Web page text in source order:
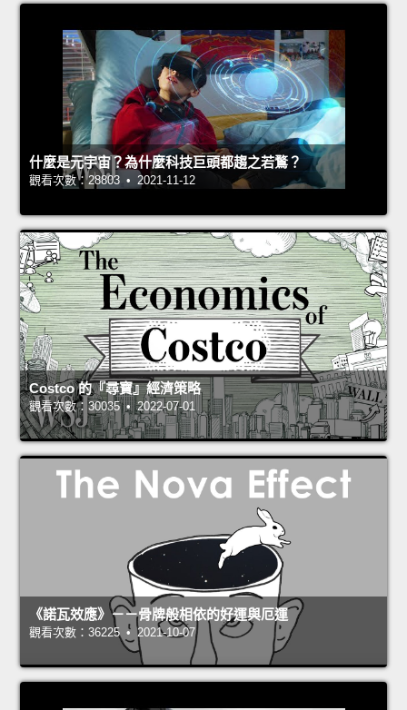
什麼是元宇宙？為什麼科技巨頭都趨之若鶩？
觀看次數：28803 • 2021-11-12
Costco 的『尋寶』經濟策略
觀看次數：30035 • 2022-07-01
《諾瓦效應》－－骨牌般相依的好運與厄運
觀看次數：36225 • 2021-10-07